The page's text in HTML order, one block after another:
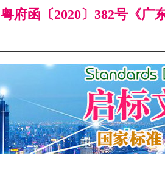
粤府函〔2020〕382号《广